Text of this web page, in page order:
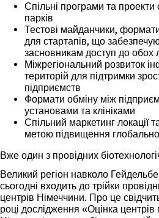
Спільні програми та проекти
парків
Тестові майданчики,
для стартапів, що
засновникам доступ до обох
Міжрегіональний розвиток
територій для підтримки
підприємств
Формати обміну між
установами та клініками
Спільний маркетинг локації
метою підвищення
Вже один з провідних
Великий регіон навколо
сьогодні входить до трійки
центрів Німеччини. Про це
році дослідження «Оцінка центрів